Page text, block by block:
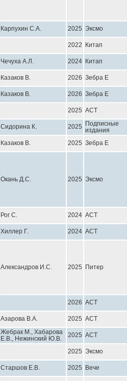
Карпухин С.А. 2025 Эксмо
2022 Китап
Чечуха А.Л. 2024 Китап
Казаков В. 2026 Зебра Е
Казаков В. 2026 Зебра Е
2025 АСТ
Сидорина К. 2025
Подписные
издания
Казаков В. 2025 Зебра Е
Окань Д.С. 2025 Эксмо
Рог С. 2024 АСТ
Хиллер Г. 2024 АСТ
Александров И.С. 2025 Питер
2026 АСТ
Азарова В.А. 2025 АСТ
Жебрак М., Хабарова
Е.В., Нежинский Ю.В.
2025 АСТ
2025 Эксмо
Старшов Е.В. 2025 Вече